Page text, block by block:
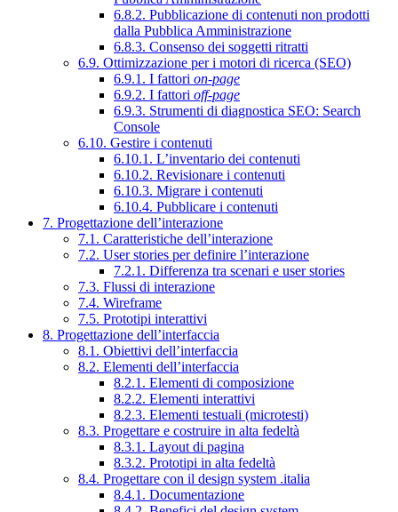
6.8.2. Pubblicazione di contenuti non prodotti
dalla Pubblica Amministrazione
6.8.3. Consenso dei soggetti ritratti
6.9. Ottimizzazione per i motori di ricerca (SEO)
6.9.1. I fattori on-page
6.9.2. I fattori off-page
6.9.3. Strumenti di diagnostica SEO: Search
Console
6.10. Gestire i contenuti
6.10.1. L’inventario dei contenuti
6.10.2. Revisionare i contenuti
6.10.3. Migrare i contenuti
6.10.4. Pubblicare i contenuti
7. Progettazione dell’interazione
7.1. Caratteristiche dell’interazione
7.2. User stories per definire l’interazione
7.2.1. Differenza tra scenari e user stories
7.3. Flussi di interazione
7.4. Wireframe
7.5. Prototipi interattivi
8. Progettazione dell’interfaccia
8.1. Obiettivi dell’interfaccia
8.2. Elementi dell’interfaccia
8.2.1. Elementi di composizione
8.2.2. Elementi interattivi
8.2.3. Elementi testuali (microtesti)
8.3. Progettare e costruire in alta fedeltà
8.3.1. Layout di pagina
8.3.2. Prototipi in alta fedeltà
8.4. Progettare con il design system .italia
8.4.1. Documentazione